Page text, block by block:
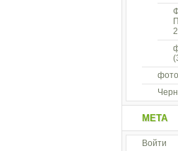
МЕТА
Войти